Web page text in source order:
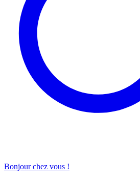
Bonjour chez vous !